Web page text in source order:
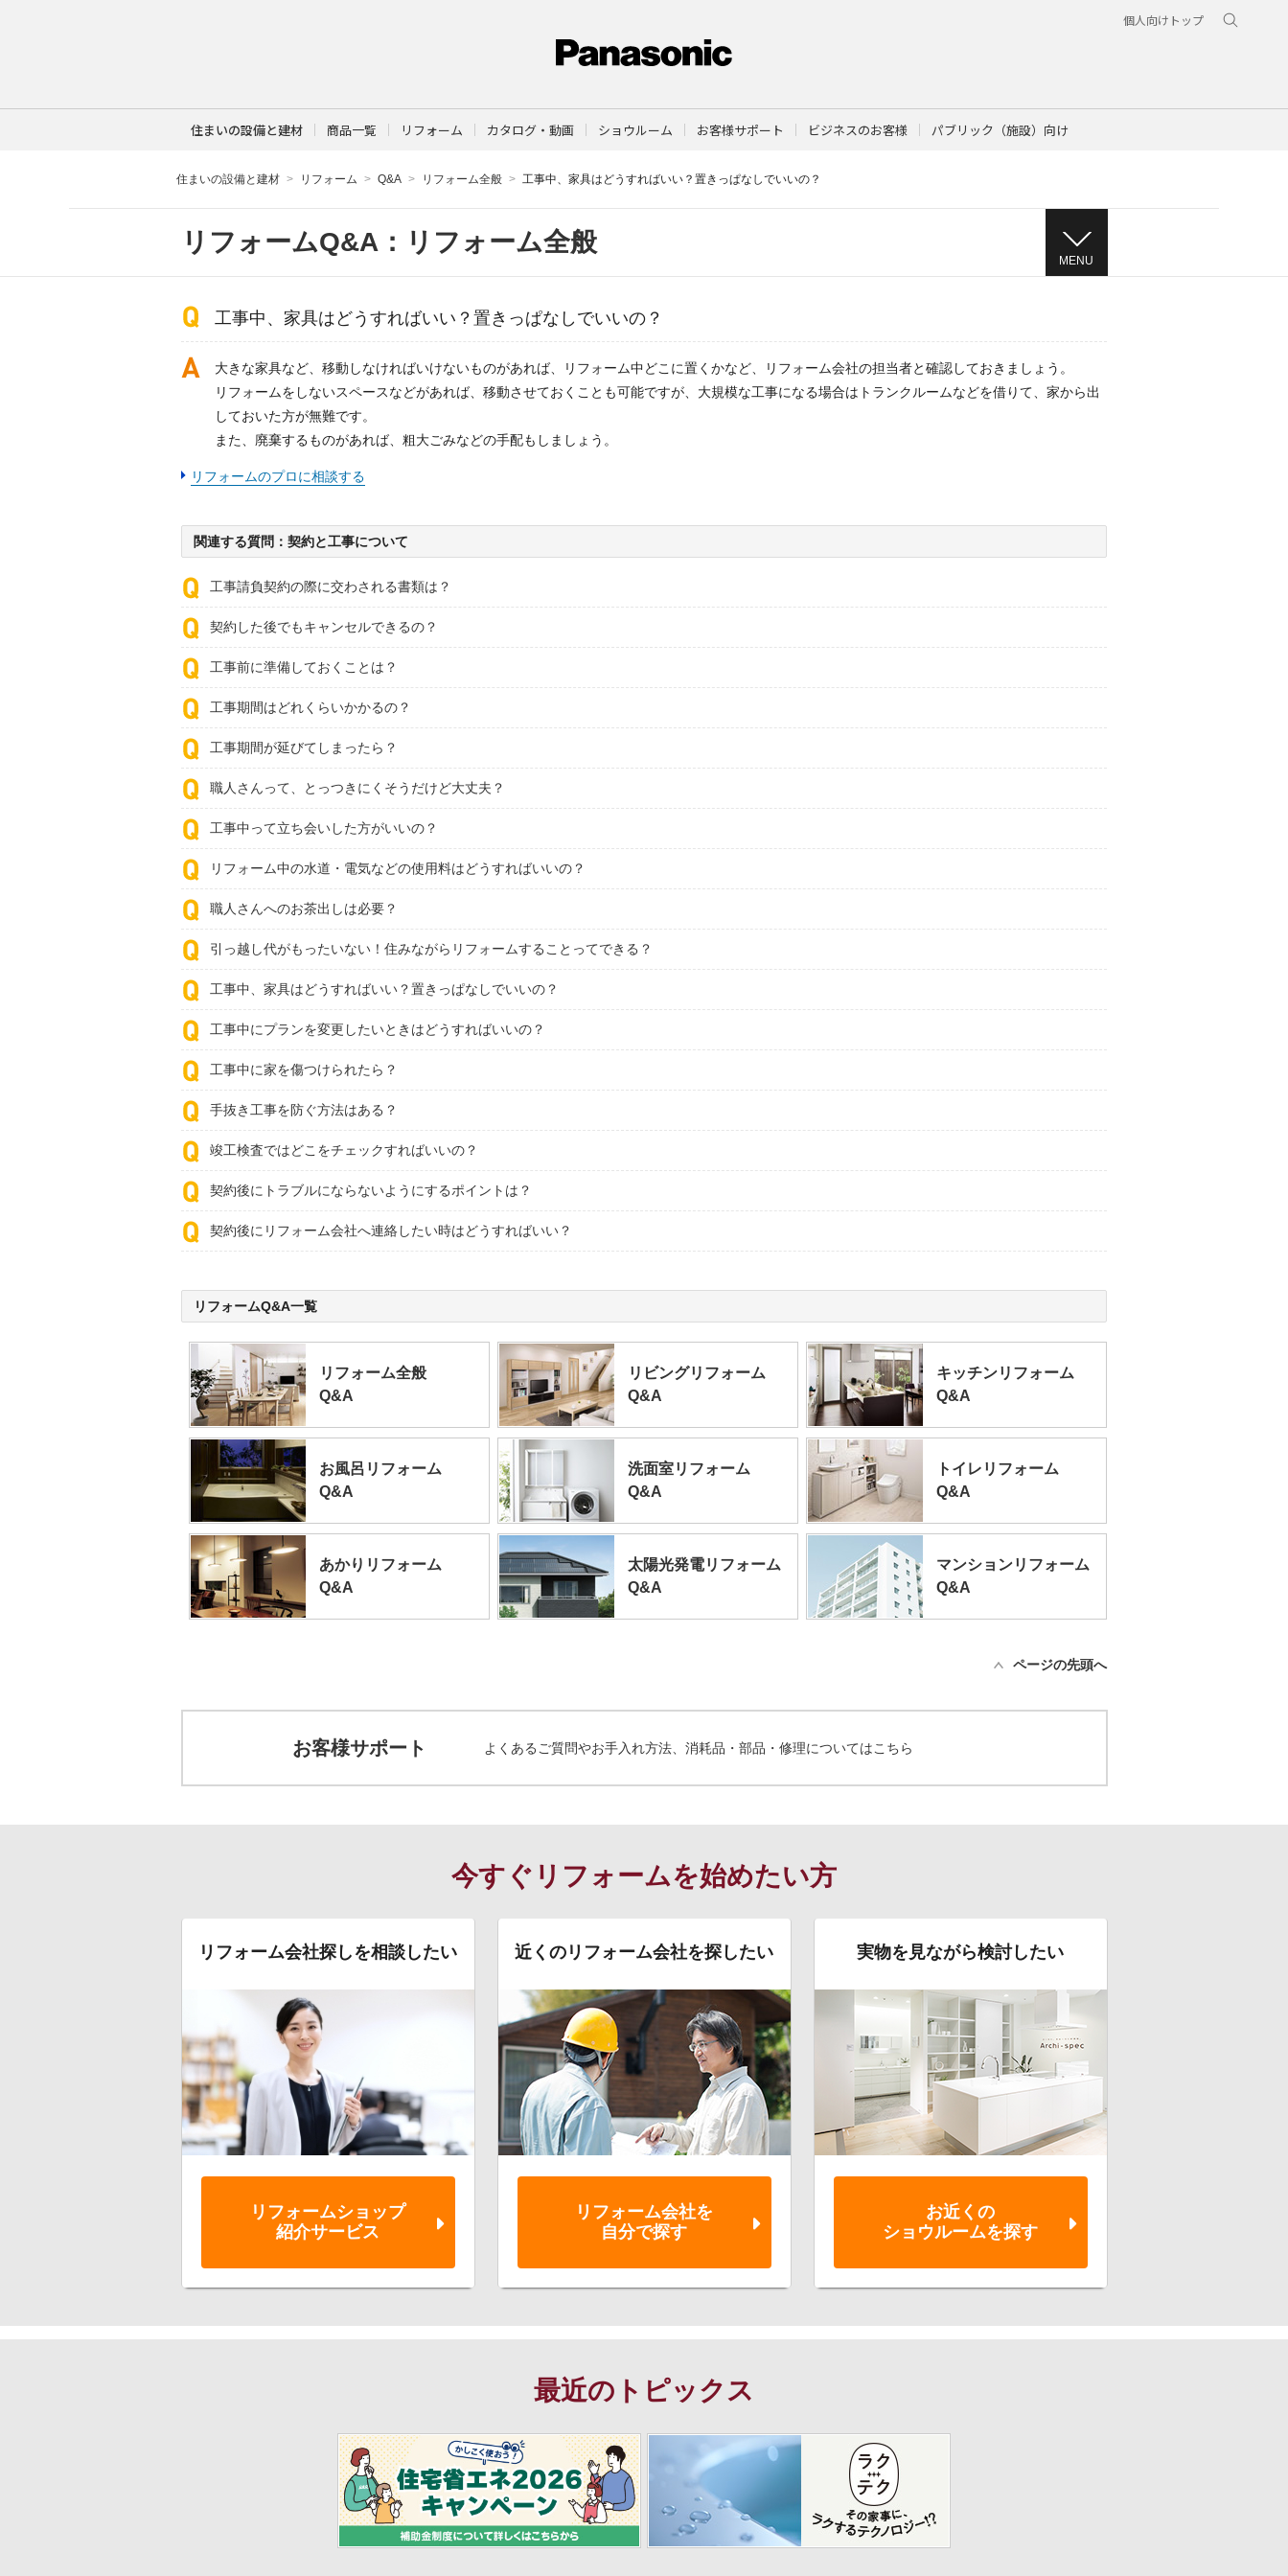
個人向けトップ
住まいの設備と建材 商品一覧 リフォーム カタログ・動画 ショウルーム お客様サポート ビジネスのお客様 パブリック（施設）向け
住まいの設備と建材 リフォーム Q&A リフォーム全般 工事中、家具はどうすればいい？置きっぱなしでいいの？
リフォームQ&A：リフォーム全般
MENU
工事中、家具はどうすればいい？置きっぱなしでいいの？
大きな家具など、移動しなければいけないものがあれば、リフォーム中どこに置くかなど、リフォーム会社の担当者と確認しておきましょう。
リフォームをしないスペースなどがあれば、移動させておくことも可能ですが、大規模な工事になる場合はトランクルームなどを借りて、家から出
しておいた方が無難です。
また、廃棄するものがあれば、粗大ごみなどの手配もしましょう。
リフォームのプロに相談する
関連する質問：契約と工事について
工事請負契約の際に交わされる書類は？
契約した後でもキャンセルできるの？
工事前に準備しておくことは？
工事期間はどれくらいかかるの？
工事期間が延びてしまったら？
職人さんって、とっつきにくそうだけど大丈夫？
工事中って立ち会いした方がいいの？
リフォーム中の水道・電気などの使用料はどうすればいいの？
職人さんへのお茶出しは必要？
引っ越し代がもったいない！住みながらリフォームすることってできる？
工事中、家具はどうすればいい？置きっぱなしでいいの？
工事中にプランを変更したいときはどうすればいいの？
工事中に家を傷つけられたら？
手抜き工事を防ぐ方法はある？
竣工検査ではどこをチェックすればいいの？
契約後にトラブルにならないようにするポイントは？
契約後にリフォーム会社へ連絡したい時はどうすればいい？
リフォームQ&A一覧
リフォーム全般
Q&A
リビングリフォーム
Q&A
キッチンリフォーム
Q&A
お風呂リフォーム
Q&A
洗面室リフォーム
Q&A
トイレリフォーム
Q&A
あかりリフォーム
Q&A
太陽光発電リフォーム
Q&A
マンションリフォーム
Q&A
ページの先頭へ
お客様サポート よくあるご質問やお手入れ方法、消耗品・部品・修理についてはこちら
今すぐリフォームを始めたい方
リフォーム会社探しを相談したい
リフォームショップ
紹介サービス
近くのリフォーム会社を探したい
リフォーム会社を
自分で探す
実物を見ながら検討したい
お近くの
ショウルームを探す
最近のトピックス